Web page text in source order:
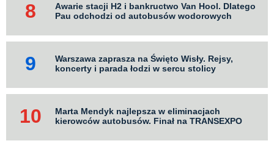
Awarie stacji H2 i bankructwo Van Hool. Dlatego
Pau odchodzi od autobusów wodorowych
Warszawa zaprasza na Święto Wisły. Rejsy,
koncerty i parada łodzi w sercu stolicy
Marta Mendyk najlepsza w eliminacjach
kierowców autobusów. Finał na TRANSEXPO